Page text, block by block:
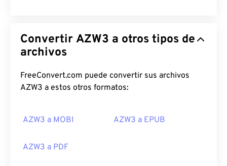
Convertir AZW3 a otros tipos de
archivos
FreeConvert.com puede convertir sus archivos
AZW3 a estos otros formatos:
AZW3 a MOBI AZW3 a EPUB
AZW3 a PDF